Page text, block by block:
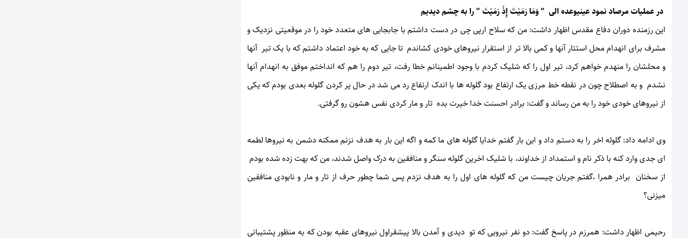
در عملیات مرصاد نمود عینیوعده الی " وَمَا رَمَيْتَ إِذْ رَمَيْتَ " را به چشم دیدیم
این رزمنده دوران دفاع مقدس اظهار داشت: من که سلاح ارپی چی در دست داشتم با جابجایی های متعدد خود را در موقعیتی نزدیک و
مشرف برای انهدام محل استتار آنها و کمی بالا تر از استقرار نیروهای خودی کشاندم تا جایی که به خود اعتماد داشتم که با یک تیر آنها
و محلشان را منهدم خواهم کرد، تیر اول را که شلیک کردم با وجود اطمینانم خطا رفت، تیر دوم را هم که انداختم موفق به انهدام آنها
نشدم و به اصطلاح چون در نقطه خط مرزی یک ارتفاع بود گلوله ها با اندک ارتفاع رد می شد در حال پر کردن گلوله بعدی بودم که یکی
از نیروهای خودی خود را به من رساند و گفت: برادر احسنت خدا خیرت بده تار و مار کردی نفس هشون رو گرفتی.
وی ادامه داد: گلوله اخر را به دستم داد و این بار گفتم خدایا گلوله های ما کمه و اگه این بار به هدف نزنم ممکنه دشمن به نیروها لطمه
ای جدی وارد کنه با ذکر نام و استمداد از خداوند، با شلیک اخرین گلوله سنگر و منافقین به درک واصل شدند، من که بهت زده شده بودم
از سخنان برادر همرا ،گفتم جریان چیست من که گلوله های اول را به هدف نزدم پس شما چطور حرف از تار و مار و نابودی منافقین
میزنی؟
رحیمی اظهار داشت: همرزم در پاسخ گفت: دو نفر نیرویی که تو دیدی و آمدن بالا پیشقراول نیروهای عقبه بودن که به منظور پشتیبانی